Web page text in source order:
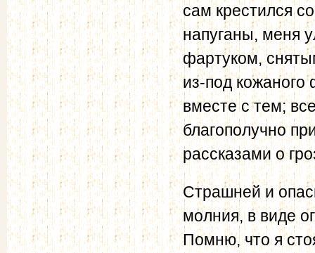
сам крестился
напуганы, меня
фартуком,
из-под кожаного
вместе с тем;
благополучно
рассказами о
Страшней и
молния, в виде
Помню, что я